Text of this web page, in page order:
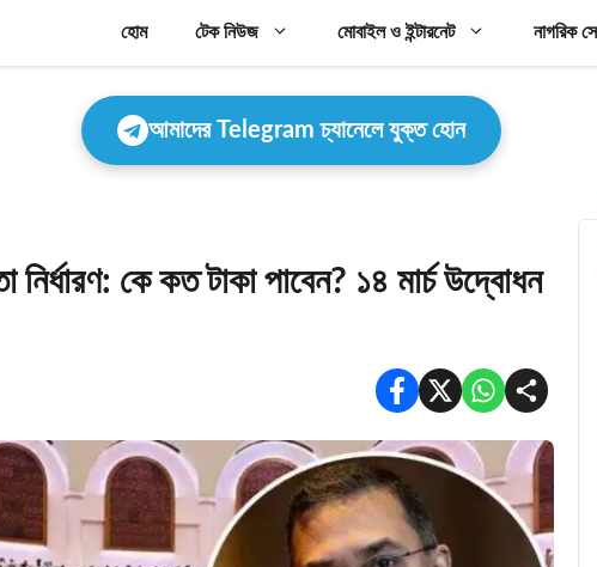
হোম টেক নিউজ মোবাইল ও ইন্টারনেট নাগরিক
আমাদের Telegram চ্যানেলে যুক্ত হোন
কে কত টাকা পাবেন? ১৪ মার্চ উদ্বোধন